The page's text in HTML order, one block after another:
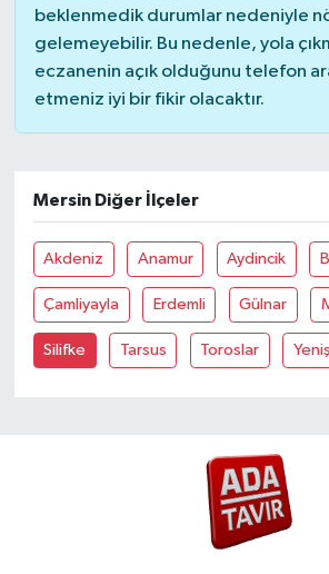
beklenmedik durumlar nedeniyle
gelemeyebilir. Bu nedenle, yola
eczanenin açık olduğunu telefon
etmeniz iyi bir fikir olacaktır.
Mersin Diğer İlçeler
Akdeniz Anamur Aydincik
Çamliyayla Erdemli Gülnar
Silifke Tarsus Toroslar